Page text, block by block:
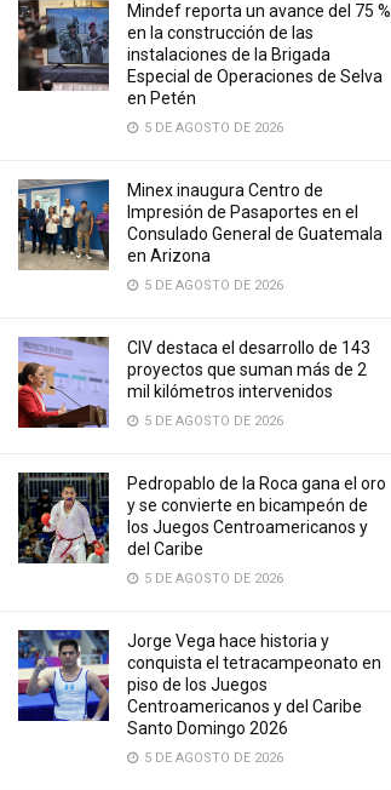
Mindef reporta un avance del 75 %
en la construcción de las
instalaciones de la Brigada
Especial de Operaciones de Selva
en Petén
5 DE AGOSTO DE 2026
Minex inaugura Centro de
Impresión de Pasaportes en el
Consulado General de Guatemala
en Arizona
5 DE AGOSTO DE 2026
CIV destaca el desarrollo de 143
proyectos que suman más de 2
mil kilómetros intervenidos
5 DE AGOSTO DE 2026
Pedropablo de la Roca gana el oro
y se convierte en bicampeón de
los Juegos Centroamericanos y
del Caribe
5 DE AGOSTO DE 2026
Jorge Vega hace historia y
conquista el tetracampeonato en
piso de los Juegos
Centroamericanos y del Caribe
Santo Domingo 2026
5 DE AGOSTO DE 2026